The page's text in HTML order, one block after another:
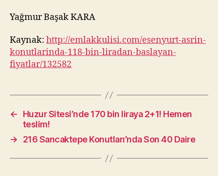
Yağmur Başak KARA
Kaynak: http://emlakkulisi.com/esenyurt-asrin-
konutlarinda-118-bin-liradan-baslayan-
fiyatlar/132582
←
Huzur Sitesi’nde 170 bin liraya 2+1! Hemen
teslim!
→
216 Sancaktepe Konutları’nda Son 40 Daire